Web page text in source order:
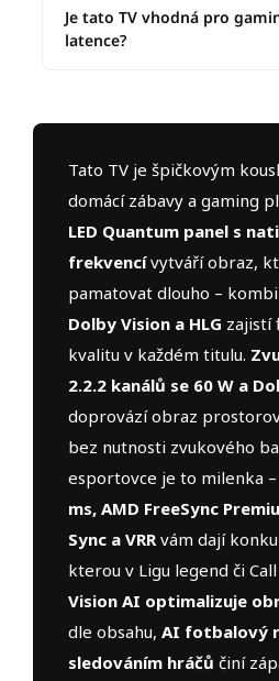
Je tato TV vhodná pro
latence?
Tato TV je špičkovým
domácí zábavy a gaming
LED Quantum panel s
frekvencívytváří obraz,
pamatovat dlouho –
Dolby Vision a HLG zajistí
kvalitu v každém titulu.
2.2.2 kanálů se 60 W a
doprovází obraz
bez nutnosti zvukového
esportovce je to milenka –
ms, AMD FreeSync
Sync a VRRvám dají
kterou v Ligu legend či
Vision AI optimalizuje
dle obsahu, AI fotbalový
sledováním hráčů činí